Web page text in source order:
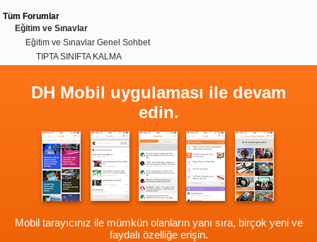
Tüm Forumlar
Eğitim ve Sınavlar
Eğitim ve Sınavlar Genel Sohbet
TIPTA SINIFTA KALMA
DH Mobil uygulaması ile devam
edin.
Mobil tarayıcınız ile mümkün olanların yanı sıra, birçok yeni ve
faydalı özelliğe erişin.